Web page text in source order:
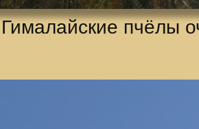
Гималайские пчёлы